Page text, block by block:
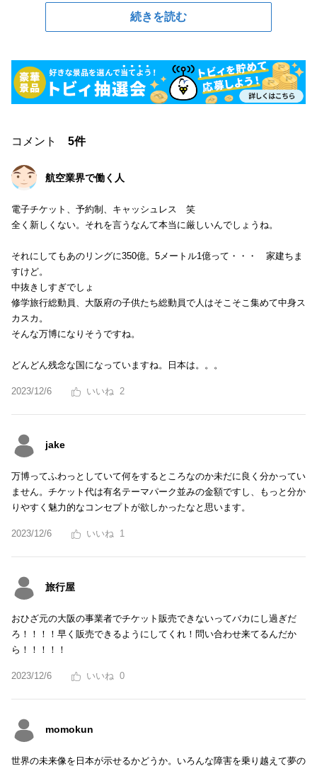
続きを読む
コメント 5件
航空業界で働く人
電子チケット、予約制、キャッシュレス 笑
全く新しくない。それを言うなんて本当に厳しいんでしょうね。
それにしてもあのリングに350億。5メートル1億って・・・ 家建ちま
すけど。
中抜きしすぎでしょ
修学旅行総動員、大阪府の子供たち総動員で人はそこそこ集めて中身ス
カスカ。
そんな万博になりそうですね。
どんどん残念な国になっていますね。日本は。。。
2023/12/6 2
jake
万博ってふわっとしていて何をするところなのか未だに良く分かってい
ません。チケット代は有名テーマパーク並みの金額ですし、もっと分か
りやすく魅力的なコンセプトが欲しかったなと思います。
2023/12/6 1
旅行屋
おひざ元の大阪の事業者でチケット販売できないってバカにし過ぎだ
ろ！！！！早く販売できるようにしてくれ！問い合わせ来てるんだか
ら！！！！！
2023/12/6 0
momokun
世界の未来像を日本が示せるかどうか。いろんな障害を乗り越えて夢の